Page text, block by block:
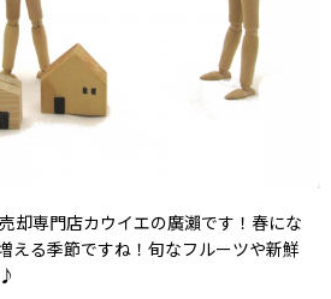
却専門店カウイエの廣瀨です！春にな
える季節ですね！旬なフルーツや新鮮